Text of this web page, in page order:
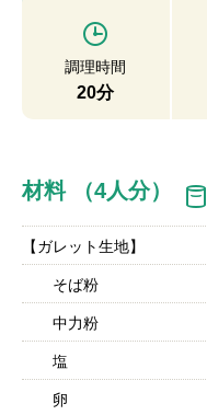
調理時間
20分
材料 （4人分）
【ガレット生地】
そば粉
中力粉
塩
卵